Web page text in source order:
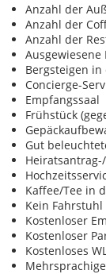
Anzahl der
Anzahl der
Anzahl der
Ausgewiesene
Bergsteigen in
Concierge-
Empfangssaal
Frühstück
Gut
Kaffee/Tee in
Kein
Kostenloser
Kostenloser
Kostenloses